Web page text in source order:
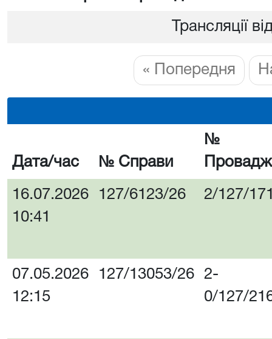
Трансляції
« Попередня
Дата/час № Справи
№
16.07.2026
10:41
127/6123/26 2/127/
07.05.2026
12:15
127/13053/26
2-
0/127/